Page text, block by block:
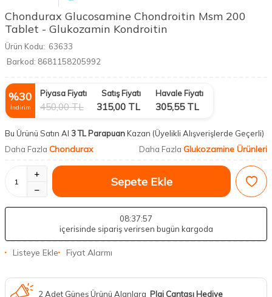
Chondurax Glucosamine Chondroitin Msm 200
Tablet - Glukozamin Kondroitin
Ürün Kodu: 63633
Barkod: 8681158205992
%30
İndirim
Piyasa Fiyatı
450,00TL
Satış Fiyatı
315,00 TL
Havale Fiyatı
305,55TL
Bu Ürünü Satın Al 3 TL ParapuanKazan (Üyelikli Alışverişlerde Geçerli)
Daha Fazla Chondurax Daha Fazla Glukozamine Ürünleri
Sepete Ekle
08:37:56
içerisinde sipariş verirsen bugün kargoda
Listeye Ekle Fiyat Alarmı
2 Adet Güneş Ürünü Alanlara Plaj Çantası Hediye